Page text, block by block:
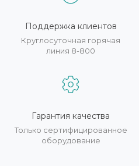
Поддержка клиентов
Круглосуточная горячая
линия 8-800
Гарантия качества
Только сертифицированное
оборудование